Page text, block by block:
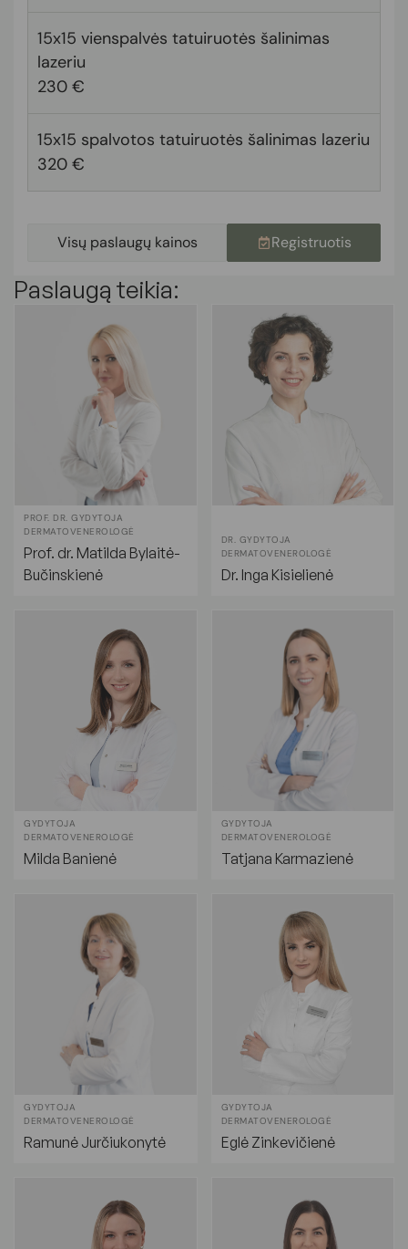
15x15 vienspalvės tatuiruotės šalinimas
lazeriu
230 €
15x15 spalvotos tatuiruotės šalinimas lazeriu
320 €
Visų paslaugų kainos Registruotis
Paslaugą teikia:
PROF. DR. GYDYTOJA
DERMATOVENEROLOGĖ
Prof. dr. Matilda Bylaitė-
Bučinskienė
DR. GYDYTOJA
DERMATOVENEROLOGĖ
Dr. Inga Kisielienė
GYDYTOJA
DERMATOVENEROLOGĖ
Milda Banienė
GYDYTOJA
DERMATOVENEROLOGĖ
Tatjana Karmazienė
GYDYTOJA
DERMATOVENEROLOGĖ
Ramunė Jurčiukonytė
GYDYTOJA
DERMATOVENEROLOGĖ
Eglė Zinkevičienė